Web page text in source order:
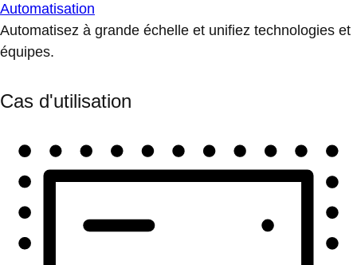
Automatisation
Automatisez à grande échelle et unifiez technologies et
équipes.
Cas d'utilisation